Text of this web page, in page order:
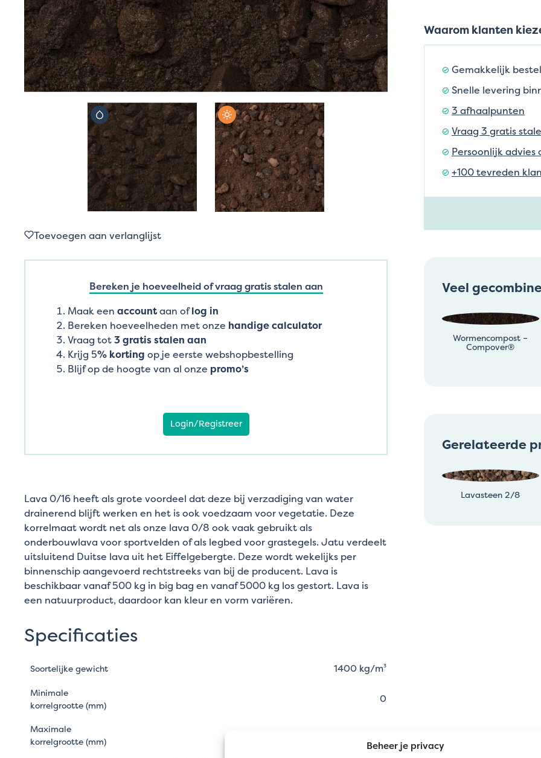
Beheer je privacy
Toevoegen aan verlanglijst
Bereken je hoeveelheid of vraag gratis stalen aan
Maak een accountaan oflog in
Bereken hoeveelheden met onze handige calculator
Vraag tot3 gratis stalen aan
Krijg 5% korting op je eerste webshopbestelling
Blijf op de hoogte van al onze promo’s
Login/Registreer
Lava 0/16 heeft als grote voordeel dat deze bij verzadiging van water
drainerend blijft werken en het is ook voedzaam voor vegetatie. Deze
korrelmaat wordt net als onze lava 0/8 ook vaak gebruikt als
onderbouwlava voor sportvelden of als legbed voor grastegels. Jatu verdeelt
uitsluitend Duitse lava uit het Eiffelgebergte. Deze wordt wekelijks per
binnenschip aangevoerd rechtstreeks van bij de producent. Lava is
beschikbaar vanaf 500 kg in big bag en vanaf 5000 kg los gestort. Lava is
een natuurproduct, daardoor kan kleur en vorm variëren.
Specificaties
Soortelijke gewicht 1400 kg/m³
Minimale
korrelgrootte (mm)
0
Maximale
korrelgrootte (mm)
Waarom klanten
Gemakkelijk
Snelle levering
3 afhaalpunten
Vraag 3 gratis
Persoonlijk
+100 tevreden
Veel
Wormencompost –
Compover®
Gerelateerde
Lavasteen 2/8